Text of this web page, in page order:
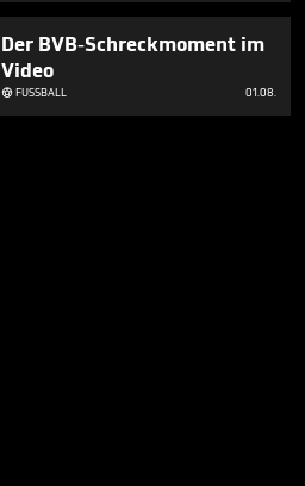
Der BVB-Schreckmoment im
Video
FUSSBALL 01.08.